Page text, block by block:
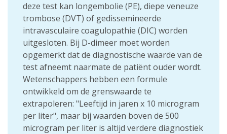
deze test kan longembolie (PE), diepe veneuze
trombose (DVT) of gedissemineerde
intravasculaire coagulopathie (DIC) worden
uitgesloten. Bij D-dimeer moet worden
opgemerkt dat de diagnostische waarde van de
test afneemt naarmate de patiënt ouder wordt.
Wetenschappers hebben een formule
ontwikkeld om de grenswaarde te
extrapoleren: "Leeftijd in jaren x 10 microgram
per liter", maar bij waarden boven de 500
microgram per liter is altijd verdere diagnostiek